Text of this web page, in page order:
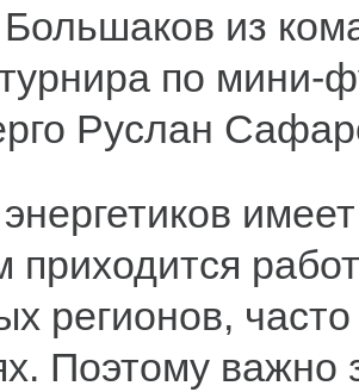
из
по мини-
Руслан
приходится
регионов,
Поэтому важно